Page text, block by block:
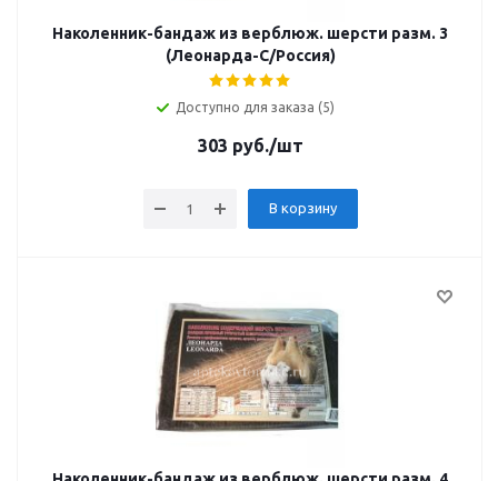
Наколенник-бандаж из верблюж. шерсти разм. 3
(Леонарда-С/Россия)
Доступно для заказа (5)
303 руб./шт
В корзину